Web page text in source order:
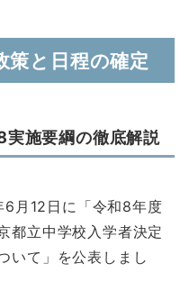
策と日程の確定
実施要綱の徹底解説
月12日に「令和8年度
都立中学校入学者決定
いて」を公表しまし